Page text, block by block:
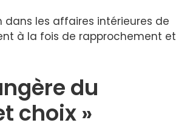
dans les affaires intérieures de
à la fois de rapprochement et
du
choix »